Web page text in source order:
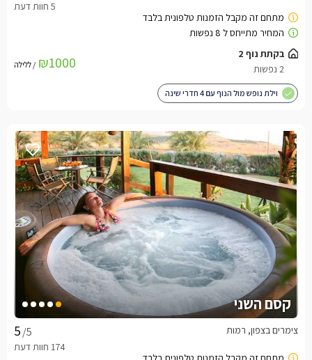
בקתת נוף 2
2 נפשות
₪1000 / ללילה
וילת נופש מול הנוף עם 4 חדרי שינה
קסם השני
/5 צימרים בצפון, רמות